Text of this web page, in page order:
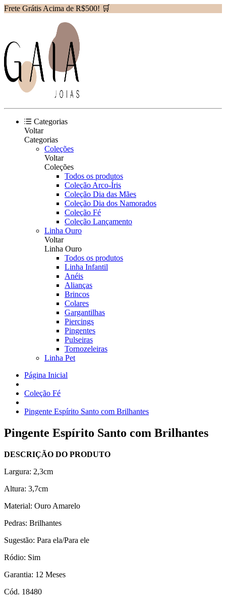
Frete Grátis Acima de R$500! 🛒
Categorias
Voltar
Categorias
Coleções
Voltar
Coleções
Todos os produtos
Coleção Arco-Íris
Coleção Dia das Mães
Coleção Dia dos Namorados
Coleção Fé
Coleção Lançamento
Linha Ouro
Voltar
Linha Ouro
Todos os produtos
Linha Infantil
Anéis
Alianças
Brincos
Colares
Gargantilhas
Piercings
Pingentes
Pulseiras
Tornozeleiras
Linha Pet
Página Inicial
Coleção Fé
Pingente Espírito Santo com Brilhantes
Pingente Espírito Santo com Brilhantes
DESCRIÇÃO DO PRODUTO
Largura: 2,3cm
Altura: 3,7cm
Material: Ouro Amarelo
Pedras: Brilhantes
Sugestão: Para ela/Para ele
Ródio: Sim
Garantia: 12 Meses
Cód. 18480